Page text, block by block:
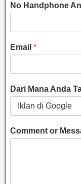
No Handphone
Email *
Dari Mana Anda
Comment or